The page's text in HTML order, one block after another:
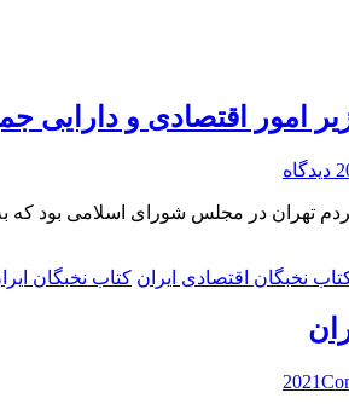
امور اقتصادی و دارایی
احسان
امور
تهران در مجلس شورای اسلامی بود که
نخبگان اقتصادی ایران کتاب نخبگان